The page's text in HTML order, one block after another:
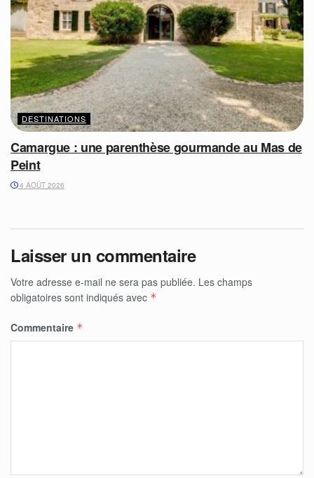
DESTINATIONS
Camargue : une parenthèse gourmande au Mas de
Peint
4 AOÛT 2026
Laisser un commentaire
Votre adresse e-mail ne sera pas publiée. Les champs
obligatoires sont indiqués avec *
Commentaire *